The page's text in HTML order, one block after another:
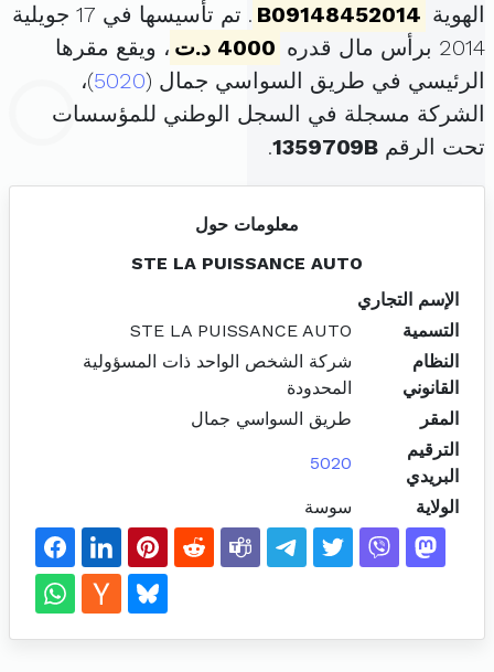
الهوية B09148452014
. تم تأسيسها في 17 جويلية
2014 برأس مال قدره
4000 د.ت
، ويقع مقرها
الرئيسي في طريق السواسي جمال (5020)،
الشركة مسجلة في السجل الوطني للمؤسسات
تحت الرقم 1359709B
.
معلومات حول
STE LA PUISSANCE AUTO
الإسم التجاري
التسمية
STE LA PUISSANCE AUTO
النظام
القانوني
شركة الشخص الواحد ذات المسؤولية
المحدودة
المقر
طريق السواسي جمال
الترقيم
البريدي
5020
الولاية سوسة